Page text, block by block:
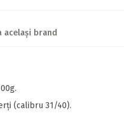
același brand
(calibru 31/40).